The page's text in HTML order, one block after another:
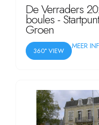
De Verraders
boules -
Groen
360° VIEW
MEER